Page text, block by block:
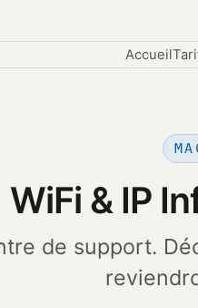
Accueil
WiFi & IP
de support.